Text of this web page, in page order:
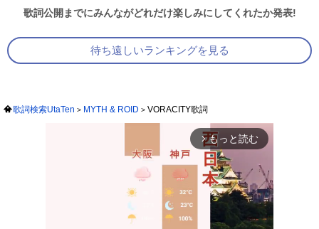
歌詞公開までにみんながどれだけ楽しみにしてくれたか発表!
待ち遠しいランキングを見る
歌詞検索UtaTen MYTH & ROID VORACITY歌詞
arrow_forward_ios もっと読む